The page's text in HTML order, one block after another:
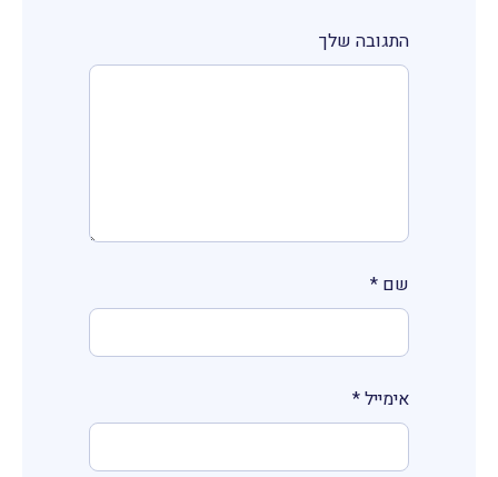
התגובה שלך
שם *
אימייל*